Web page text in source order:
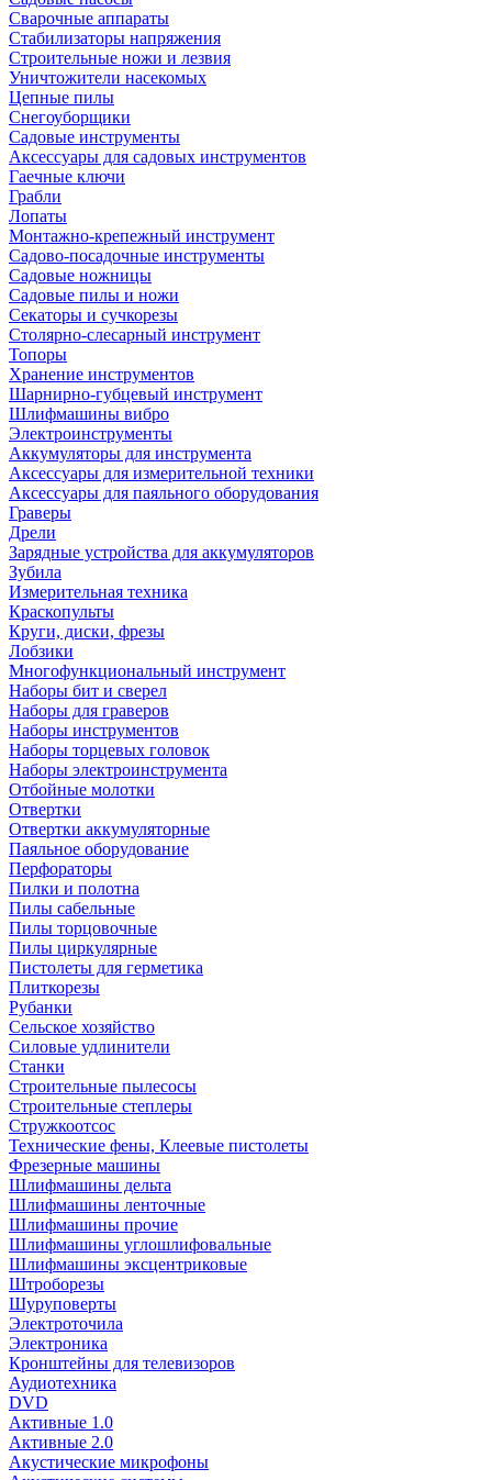
Сварочные аппараты
Стабилизаторы напряжения
Строительные ножи и лезвия
Уничтожители насекомых
Цепные пилы
Снегоуборщики
Садовые инструменты
Аксессуары для садовых инструментов
Гаечные ключи
Грабли
Лопаты
Монтажно-крепежный инструмент
Садово-посадочные инструменты
Садовые ножницы
Садовые пилы и ножи
Секаторы и сучкорезы
Столярно-слесарный инструмент
Топоры
Хранение инструментов
Шарнирно-губцевый инструмент
Шлифмашины вибро
Электроинструменты
Аккумуляторы для инструмента
Аксессуары для измерительной техники
Аксессуары для паяльного оборудования
Граверы
Дрели
Зарядные устройства для аккумуляторов
Зубила
Измерительная техника
Краскопульты
Круги, диски, фрезы
Лобзики
Многофункциональный инструмент
Наборы бит и сверел
Наборы для граверов
Наборы инструментов
Наборы торцевых головок
Наборы электроинструмента
Отбойные молотки
Отвертки
Отвертки аккумуляторные
Паяльное оборудование
Перфораторы
Пилки и полотна
Пилы сабельные
Пилы торцовочные
Пилы циркулярные
Пистолеты для герметика
Плиткорезы
Рубанки
Сельское хозяйство
Силовые удлинители
Станки
Строительные пылесосы
Строительные степлеры
Стружкоотсос
Технические фены, Клеевые пистолеты
Фрезерные машины
Шлифмашины дельта
Шлифмашины ленточные
Шлифмашины прочие
Шлифмашины углошлифовальные
Шлифмашины эксцентриковые
Штроборезы
Шуруповерты
Электроточила
Электроника
Кронштейны для телевизоров
Аудиотехника
DVD
Активные 1.0
Активные 2.0
Акустические микрофоны